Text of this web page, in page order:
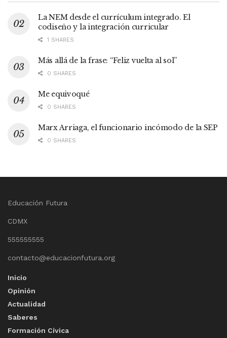
La NEM desde el currículum integrado. El
codiseño y la integración curricular
1 SHARES
Más allá de la frase: “Feliz vuelta al sol”
0 SHARES
Me equivoqué
0 SHARES
Marx Arriaga, el funcionario incómodo de la SEP
0 SHARES
Educación Futura
CDMX
555555555
contacto@educacionfutura.org
Inicio
Opinión
Actualidad
Saberes
Formación Cívica